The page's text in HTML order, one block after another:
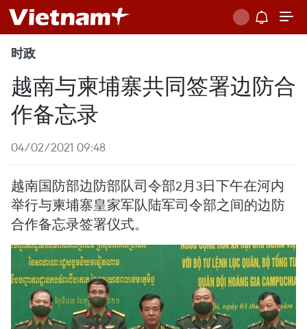
时政
越南与柬埔寨共同签署边防合
作备忘录
04/02/2021 09:48
越南国防部边防部队司令部2月3日下午在河内
举行与柬埔寨皇家军队陆军司令部之间的边防
合作备忘录签署仪式。